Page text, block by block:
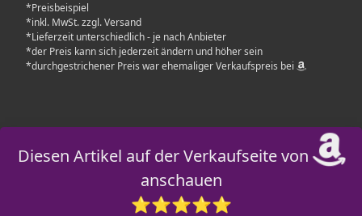
*Preisbeispiel
*inkl. MwSt. zzgl. Versand
*Lieferzeit unterschiedlich - je nach Anbieter
*der Preis kann sich jederzeit ändern und höher sein
*durchgestrichener Preis war ehemaliger Verkaufspreis bei
Diesen Artikel auf der Verkaufseite von
anschauen
⭐⭐⭐⭐⭐